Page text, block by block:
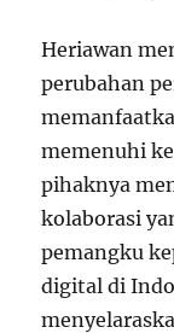
Heriawan
perubahan
memenuhi
pihaknya
kolaborasi
pemangku
digital di